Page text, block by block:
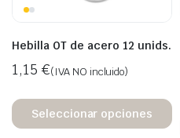
Hebilla OT de acero 12 unids.
1,15 €(IVA NO incluido)
Seleccionar opciones